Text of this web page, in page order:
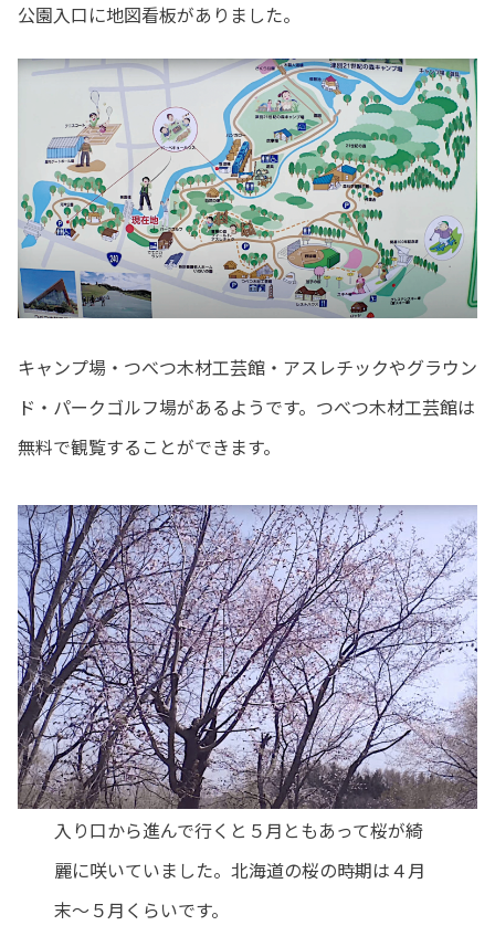
公園入口に地図看板がありました。
キャンプ場・つべつ木材工芸館・アスレチックやグラウン
ド・パークゴルフ場があるようです。つべつ木材工芸館は
無料で観覧することができます。
入り口から進んで行くと５月ともあって桜が綺
麗に咲いていました。北海道の桜の時期は４月
末～５月くらいです。